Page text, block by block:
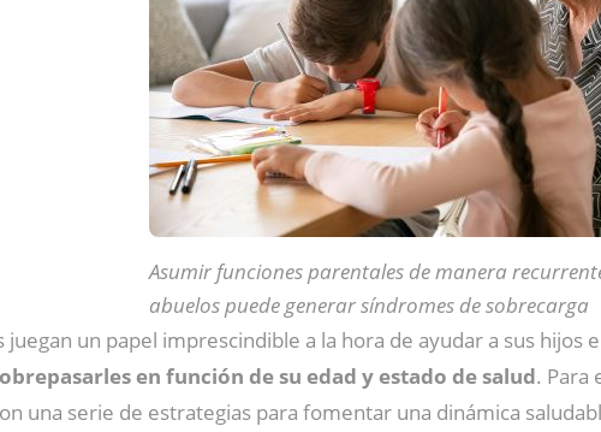
Asumir funciones parentales de manera
abuelos puede generar síndromes de sobrecarga
juegan un papel imprescindible a la hora de ayudar a sus hijos
en función de su edad y estado de salud. Para
una serie de estrategias para fomentar una dinámica